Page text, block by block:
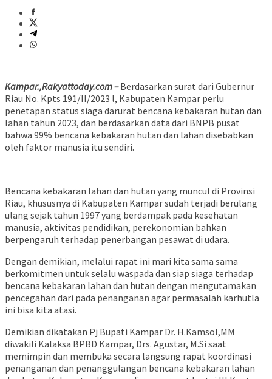
Kampar.,Rakyattoday.com – Berdasarkan surat dari Gubernur
Riau No. Kpts 191/II/2023 l, Kabupaten Kampar perlu
penetapan status siaga darurat bencana kebakaran hutan dan
lahan tahun 2023, dan berdasarkan data dari BNPB pusat
bahwa 99% bencana kebakaran hutan dan lahan disebabkan
oleh faktor manusia itu sendiri.
Bencana kebakaran lahan dan hutan yang muncul di Provinsi
Riau, khususnya di Kabupaten Kampar sudah terjadi berulang
ulang sejak tahun 1997 yang berdampak pada kesehatan
manusia, aktivitas pendidikan, perekonomian bahkan
berpengaruh terhadap penerbangan pesawat di udara.
Dengan demikian, melalui rapat ini mari kita sama sama
berkomitmen untuk selalu waspada dan siap siaga terhadap
bencana kebakaran lahan dan hutan dengan mengutamakan
pencegahan dari pada penanganan agar permasalah karhutla
ini bisa kita atasi.
Demikian dikatakan Pj Bupati Kampar Dr. H.Kamsol,MM
diwakili Kalaksa BPBD Kampar, Drs. Agustar, M.Si saat
memimpin dan membuka secara langsung rapat koordinasi
penanganan dan penanggulangan bencana kebakaran lahan